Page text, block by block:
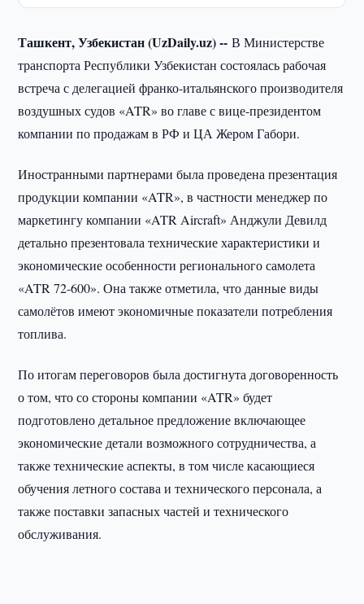
Ташкент, Узбекистан (UzDaily.uz) --В Министерстве
транспорта Республики Узбекистан состоялась рабочая
встреча с делегацией франко-итальянского производителя
воздушных судов «ATR» во главе с вице-президентом
компании по продажам в РФ и ЦА Жером Габори.
Иностранными партнерами была проведена презентация
продукции компании «ATR», в частности менеджер по
маркетингу компании «ATR Aircraft» Анджули Девилд
детально презентовала технические характеристики и
экономические особенности регионального самолета
«ATR 72-600». Она также отметила, что данные виды
самолётов имеют экономичные показатели потребления
топлива.
По итогам переговоров была достигнута договоренность
о том, что со стороны компании «ATR» будет
подготовлено детальное предложение включающее
экономические детали возможного сотрудничества, а
также технические аспекты, в том числе касающиеся
обучения летного состава и технического персонала, а
также поставки запасных частей и технического
обслуживания.